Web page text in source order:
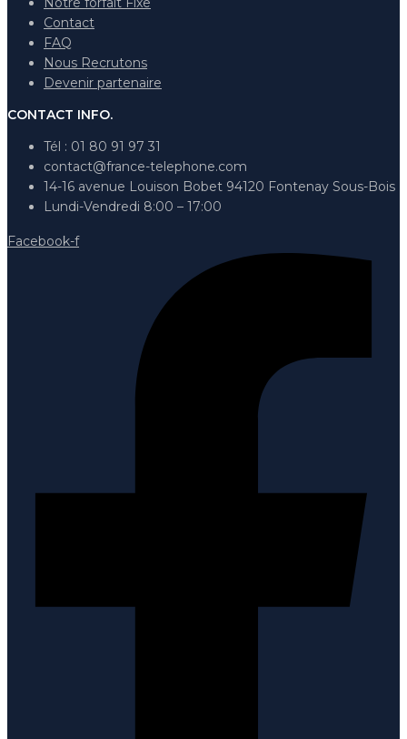
Contact
FAQ
Nous Recrutons
Devenir partenaire
CONTACT INFO.
Tél : 01 80 91 97 31
contact@france-telephone.com
14-16 avenue Louison Bobet 94120 Fontenay Sous-Bois
Lundi-Vendredi 8:00 – 17:00
Facebook-f